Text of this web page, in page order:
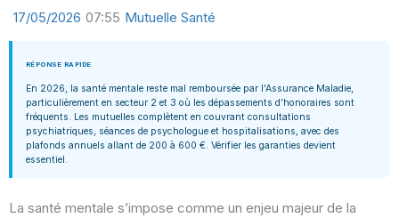
17/05/2026 07:55 Mutuelle Santé
RÉPONSE RAPIDE
En 2026, la santé mentale reste mal remboursée par l’Assurance Maladie,
particulièrement en secteur 2 et 3 où les dépassements d’honoraires sont
fréquents. Les mutuelles complètent en couvrant consultations
psychiatriques, séances de psychologue et hospitalisations, avec des
plafonds annuels allant de 200 à 600 €. Vérifier les garanties devient
essentiel.
La santé mentale s’impose comme un enjeu majeur de la